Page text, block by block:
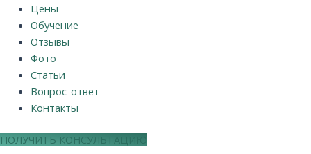
Цены
Обучение
Отзывы
Фото
Статьи
Вопрос-ответ
Контакты
ПОЛУЧИТЬ КОНСУЛЬТАЦИЮ